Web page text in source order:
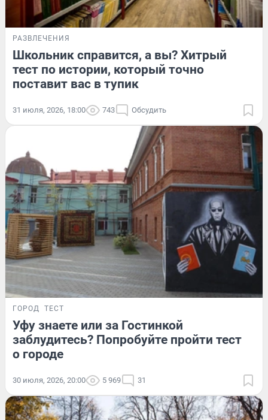
РАЗВЛЕЧЕНИЯ
Школьник справится, а вы? Хитрый
тест по истории, который точно
поставит вас в тупик
31 июля, 2026, 18:00 743 Обсудить
ГОРОД ТЕСТ
Уфу знаете или за Гостинкой
заблудитесь? Попробуйте пройти тест
о городе
30 июля, 2026, 20:00 5 969 31